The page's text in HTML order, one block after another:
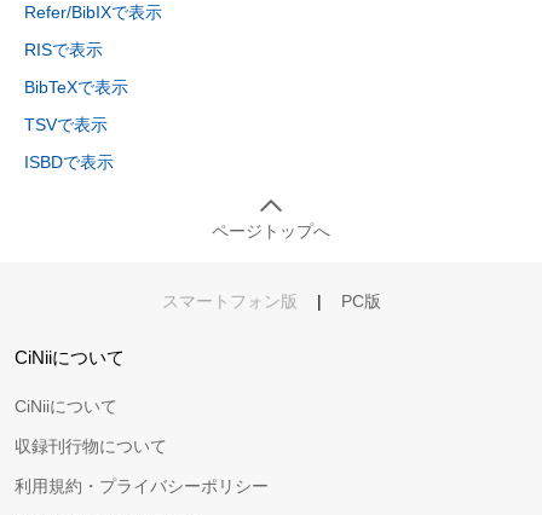
Refer/BibIXで表示
RISで表示
BibTeXで表示
TSVで表示
ISBDで表示
ページトップへ
スマートフォン版 | PC版
CiNiiについて
CiNiiについて
収録刊行物について
利用規約・プライバシーポリシー